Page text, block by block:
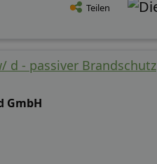
Teilen
d - passiver Brandschutz
GmbH